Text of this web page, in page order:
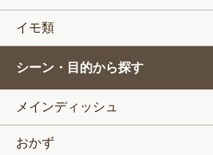
イモ類
シーン・目的から探す
メインディッシュ
おかず